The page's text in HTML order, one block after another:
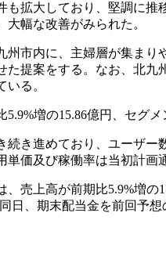
も拡大しており、堅調に
幅な改善がみられた。
州市内に、主婦層が集ま
提案をする。なお、北
る。
増の15.86億円、セグ
き進めており、ユーザ
価及び稼働率は当初計
売上高が前期比5.9%増
日、期末配当金を前回予